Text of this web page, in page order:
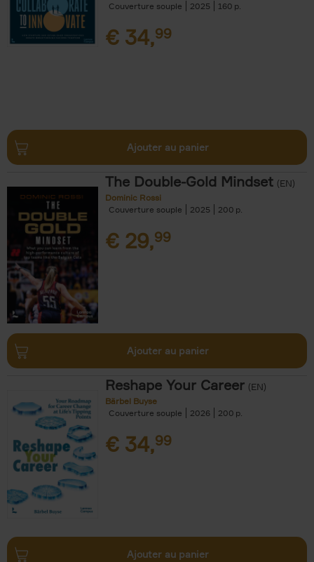
Couverture souple
2025 160
€ 34,99
Ajouter au panier
The Double-Gold Mindset (EN)
Dominic Rossi
Couverture souple
2025 200
€ 29,99
Ajouter au panier
Reshape Your Career (EN)
Bärbel Buyse
Couverture souple
2026 200
€ 34,99
Ajouter au panier